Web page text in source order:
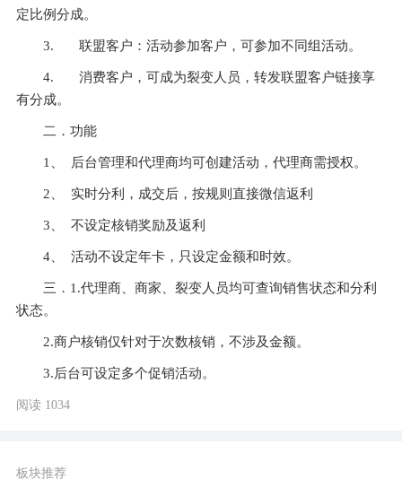
定比例分成。
3. 联盟客户：活动参加客户，可参加不同组活动。
4. 消费客户，可成为裂变人员，转发联盟客户链接享
有分成。
二． 功能
1、 后台管理和代理商均可创建活动，代理商需授权。
2、 实时分利，成交后，按规则直接微信返利
3、 不设定核销奖励及返利
4、 活动不设定年卡，只设定金额和时效。
三．1.代理商、商家、裂变人员均可查询销售状态和分利
状态。
2.商户核销仅针对于次数核销，不涉及金额。
3.后台可设定多个促销活动。
阅读 1034
板块推荐